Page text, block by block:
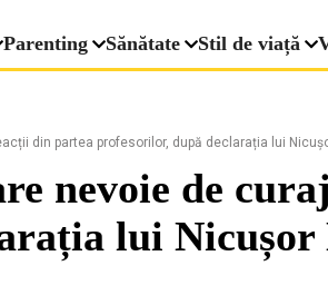
Parenting Sănătate Stil de viață
din partea profesorilor, după declarația lui
nevoie de
lui Nicușor